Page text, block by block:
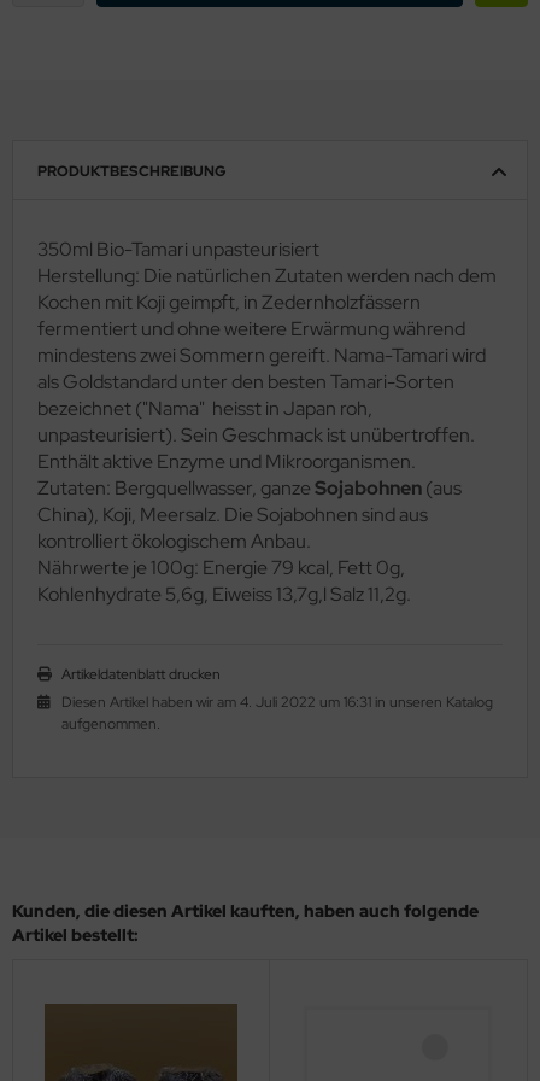
PRODUKTBESCHREIBUNG
350ml Bio-Tamari unpasteurisiert
Herstellung: Die natürlichen Zutaten werden nach dem
Kochen mit Koji geimpft, in Zedernholzfässern
fermentiert und ohne weitere Erwärmung während
mindestens zwei Sommern gereift. Nama-Tamari wird
als Goldstandard unter den besten Tamari-Sorten
bezeichnet ("Nama" heisst in Japan roh,
unpasteurisiert). Sein Geschmack ist unübertroffen.
Enthält aktive Enzyme und Mikroorganismen.
Zutaten: Bergquellwasser, ganzeSojabohnen(aus
China), Koji, Meersalz. Die Sojabohnen sind aus
kontrolliert ökologischem Anbau.
Nährwerte je 100g: Energie 79 kcal, Fett 0g,
Kohlenhydrate 5,6g, Eiweiss 13,7g,l Salz 11,2g.
Artikeldatenblatt drucken
Diesen Artikel haben wir am 4. Juli 2022 um 16:31 in unseren Katalog
aufgenommen.
Kunden, die diesen Artikel kauften, haben auch folgende
Artikel bestellt: